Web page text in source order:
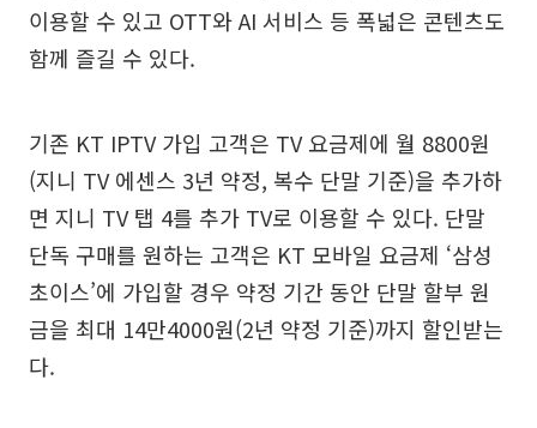
이용할 수 있고 OTT와 AI 서비스 등 폭넓은 콘텐츠도
함께 즐길 수 있다.
기존 KT IPTV 가입 고객은 TV 요금제에 월 8800원
(지니 TV 에센스 3년 약정, 복수 단말 기준)을 추가하
면 지니 TV 탭 4를 추가 TV로 이용할 수 있다. 단말
단독 구매를 원하는 고객은 KT 모바일 요금제 ‘삼성
초이스’에 가입할 경우 약정 기간 동안 단말 할부 원
금을 최대 14만4000원(2년 약정 기준)까지 할인받는
다.